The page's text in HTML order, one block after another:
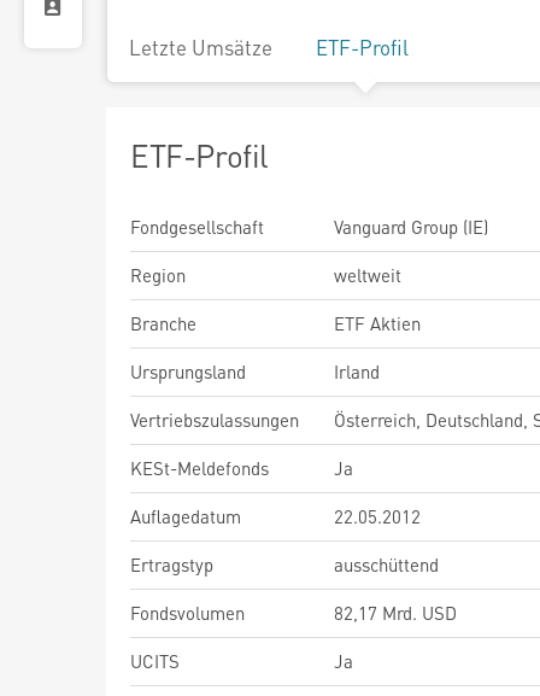
Letzte Umsätze ETF-Profil
ETF-Profil
Fondgesellschaft
Vanguard Group (IE)
Region
weltweit
Branche
ETF Aktien
Ursprungsland
Irland
Vertriebszulassungen
Österreich, Deutschland,
KESt-Meldefonds
Ja
Auflagedatum
22.05.2012
Ertragstyp
ausschüttend
Fondsvolumen
82,17 Mrd. USD
UCITS
Ja